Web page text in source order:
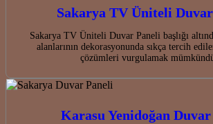
Sakarya TV Üniteli
Sakarya TV Üniteli Duvar Paneli başlığı
alanlarının dekorasyonunda sıkça tercih
çözümleri vurgulamak
Karasu Yenidoğan Duvar